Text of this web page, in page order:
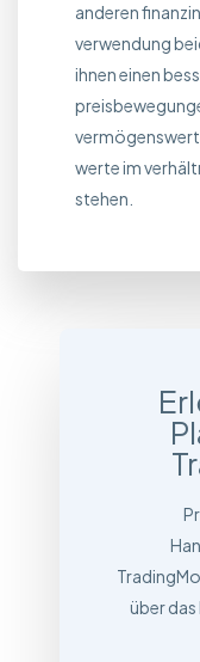
anderen
verwendung
ihnen einen
werte im
stehen.
über